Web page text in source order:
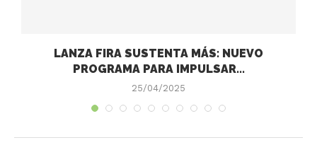
LANZA FIRA SUSTENTA MÁS: NUEVO
PROGRAMA PARA IMPULSAR...
25/04/2025